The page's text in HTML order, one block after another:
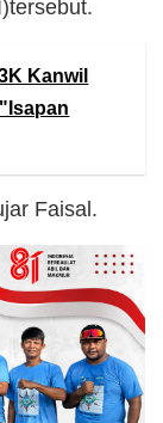
Kanwil
Faisal.